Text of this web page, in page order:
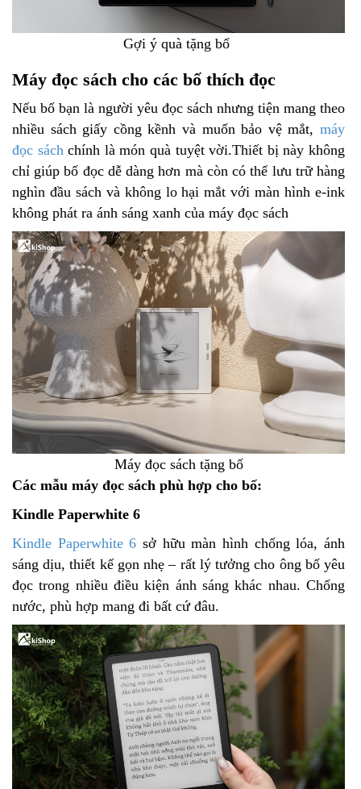
Gợi ý quà tặng bố
Máy đọc sách cho các bố thích đọc
Nếu bố bạn là người yêu đọc sách nhưng tiện mang theo
nhiều sách giấy cồng kềnh và muốn bảo vệ mắt, máy
đọc sáchchính là món quà tuyệt vời.Thiết bị này không
chỉ giúp bố đọc dễ dàng hơn mà còn có thể lưu trữ hàng
nghìn đầu sách và không lo hại mắt với màn hình e-ink
không phát ra ánh sáng xanh của máy đọc sách
Máy đọc sách tặng bố
Các mẫu máy đọc sách phù hợp cho bố:
Kindle Paperwhite 6
Kindle Paperwhite 6 sở hữu màn hình chống lóa, ánh
sáng dịu, thiết kế gọn nhẹ – rất lý tưởng cho ông bố yêu
đọc trong nhiều điều kiện ánh sáng khác nhau. Chống
nước, phù hợp mang đi bất cứ đâu.